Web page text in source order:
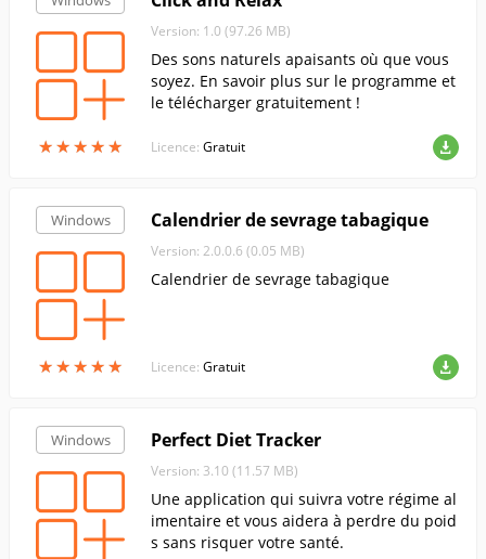
★★★★★
★★★★★
Version: 1.0 (97.26 MB)
Des sons naturels apaisants où que vous
soyez. En savoir plus sur le programme et
le télécharger gratuitement !
Licence: Gratuit
Windows
★★★★★
★★★★★
Calendrier de sevrage tabagique
Version: 2.0.0.6 (0.05 MB)
Calendrier de sevrage tabagique
Licence: Gratuit
Windows Perfect Diet Tracker
Version: 3.10 (11.57 MB)
Une application qui suivra votre régime al
imentaire et vous aidera à perdre du poid
s sans risquer votre santé.